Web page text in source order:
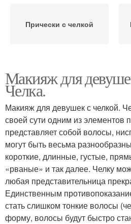
Прически с челкой
Вампир для девушки
Макияж для
Челка.
Макияж для девушек с челкой.
своей сути одним из элементов
представляет собой волосы,
могут быть весьма
короткие, длинные, густые,
«рваные» и так далее. Челку
любая представительница
Единственным
стать слишком тонкие волосы
форму, волосы будут быстро